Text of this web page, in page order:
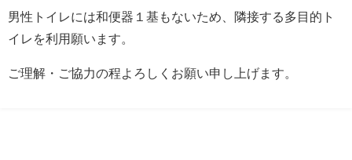
男性トイレには和便器１基もないため、隣接する多目的ト
イレを利用願います。
ご理解・ご協力の程よろしくお願い申し上げます。